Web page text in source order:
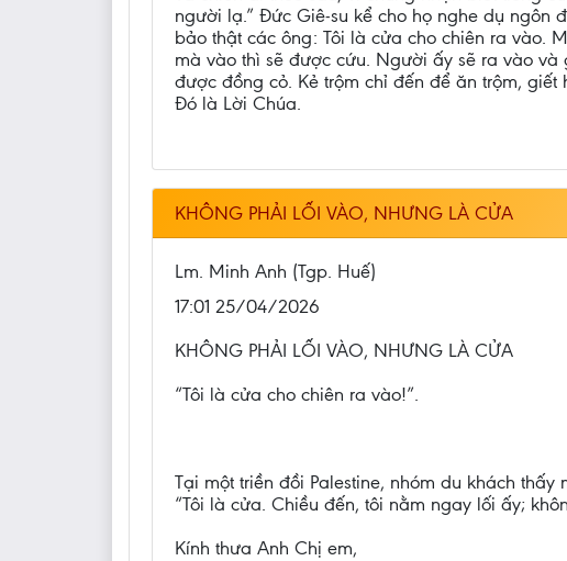
người lạ.” Đức Giê-su kể cho họ nghe dụ ngôn
bảo thật các ông: Tôi là cửa cho chiên ra vào.
mà vào thì sẽ được cứu. Người ấy sẽ ra vào và
được đồng cỏ. Kẻ trộm chỉ đến để ăn trộm,
Đó là Lời Chúa.
KHÔNG PHẢI LỐI VÀO, NHƯNG LÀ CỬA
Lm. Minh Anh (Tgp. Huế)
17:01 25/04/2026
KHÔNG PHẢI LỐI VÀO, NHƯNG LÀ CỬA
“Tôi là cửa cho chiên ra vào!”.
Tại một triền đồi Palestine, nhóm du khách
“Tôi là cửa. Chiều đến, tôi nằm ngay lối ấy;
Kính thưa Anh Chị em,